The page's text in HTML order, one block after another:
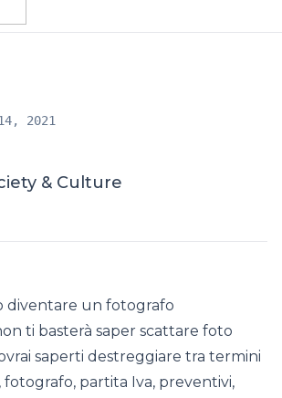
2021
& Culture
diventare un fotografo
ti basterà saper scattare foto
saperti destreggiare tra termini
partita Iva, preventivi,